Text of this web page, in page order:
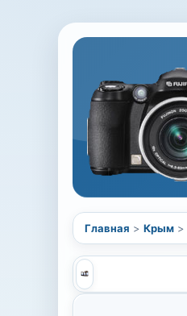
Главная > Крым >